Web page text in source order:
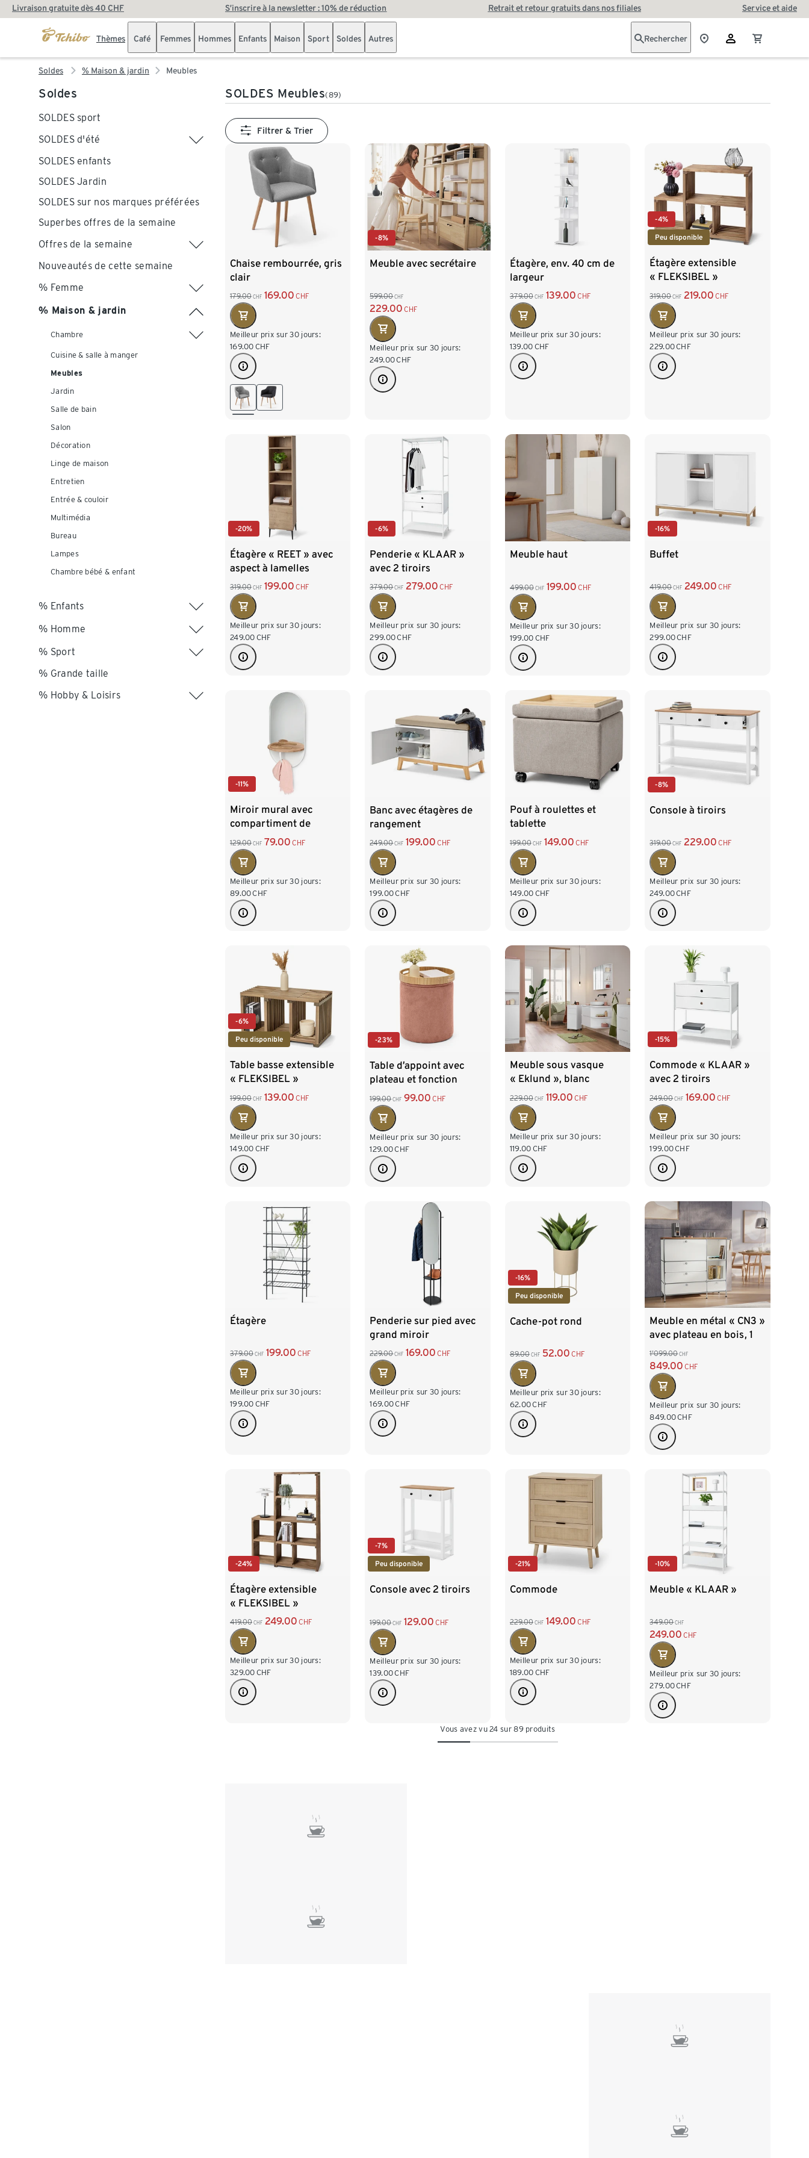
Livraison gratuite dès 40 CHF S’inscrire à la newsletter : 10% de réduction Retrait et retour gratuits dans nos filiales Service et aide
Thèmes Café Femmes Hommes Enfants Maison Sport Soldes Autres Rechercher
Soldes % Maison & jardin Meubles
Soldes
SOLDES sport
SOLDES d'été
SOLDES enfants
SOLDES Jardin
SOLDES sur nos marques préférées
Superbes offres de la semaine
Offres de la semaine
Nouveautés de cette semaine
% Femme
% Maison & jardin
Chambre
Cuisine & salle à manger
Meubles
Jardin
Salle de bain
Salon
Décoration
Linge de maison
Entretien
Entrée & couloir
Multimédia
Bureau
Lampes
Chambre bébé & enfant
% Enfants
% Homme
% Sport
% Grande taille
% Hobby & Loisirs
SOLDES Meubles(89)
Filtrer & Trier
Chaise rembourrée, gris
clair
179.00 CHF 169.00 CHF
Meilleur prix sur 30 jours:
169.00 CHF
-8%
Meuble avec secrétaire
599.00 CHF
229.00 CHF
Meilleur prix sur 30 jours:
249.00CHF
Étagère, env. 40 cm de
largeur
379.00 CHF 139.00 CHF
Meilleur prix sur 30 jours:
139.00 CHF
-4%
Peu disponible
Étagère extensible
« FLEKSIBEL »
319.00 CHF 219.00 CHF
Meilleur prix sur 30 jours:
229.00CHF
-20%
Étagère « REET » avec
aspect à lamelles
319.00 CHF 199.00 CHF
Meilleur prix sur 30 jours:
249.00 CHF
-6%
Penderie « KLAAR »
avec 2 tiroirs
379.00 CHF 279.00 CHF
Meilleur prix sur 30 jours:
299.00CHF
Meuble haut
499.00 CHF 199.00 CHF
Meilleur prix sur 30 jours:
199.00 CHF
-16%
Buffet
419.00 CHF 249.00 CHF
Meilleur prix sur 30 jours:
299.00CHF
-11%
Miroir mural avec
compartiment de
rangement et tringle à
vêtements
129.00 CHF 79.00 CHF
Meilleur prix sur 30 jours:
89.00CHF
Banc avec étagères de
rangement
249.00 CHF 199.00 CHF
Meilleur prix sur 30 jours:
199.00CHF
Pouf à roulettes et
tablette
199.00 CHF 149.00 CHF
Meilleur prix sur 30 jours:
149.00 CHF
-8%
Console à tiroirs
319.00 CHF 229.00 CHF
Meilleur prix sur 30 jours:
249.00CHF
-6%
Peu disponible
Table basse extensible
« FLEKSIBEL »
199.00 CHF 139.00 CHF
Meilleur prix sur 30 jours:
149.00 CHF
-23%
Table d’appoint avec
plateau et fonction
d’assise
199.00 CHF 99.00 CHF
Meilleur prix sur 30 jours:
129.00CHF
Meuble sous vasque
« Eklund », blanc
229.00 CHF 119.00 CHF
Meilleur prix sur 30 jours:
119.00 CHF
-15%
Commode « KLAAR »
avec 2 tiroirs
249.00 CHF 169.00 CHF
Meilleur prix sur 30 jours:
199.00CHF
Étagère
379.00 CHF 199.00 CHF
Meilleur prix sur 30 jours:
199.00 CHF
Penderie sur pied avec
grand miroir
229.00 CHF 169.00 CHF
Meilleur prix sur 30 jours:
169.00CHF
-16%
Peu disponible
Cache-pot rond
89.00 CHF 52.00 CHF
Meilleur prix sur 30 jours:
62.00CHF
Meuble en métal « CN3 »
avec plateau en bois, 1
abattant et 4 tiroirs,
blanc
1'099.00 CHF
849.00 CHF
Meilleur prix sur 30 jours:
849.00CHF
-24%
Étagère extensible
« FLEKSIBEL »
419.00 CHF 249.00 CHF
Meilleur prix sur 30 jours:
329.00 CHF
-7%
Peu disponible
Console avec 2 tiroirs
199.00 CHF 129.00 CHF
Meilleur prix sur 30 jours:
139.00CHF
-21%
Commode
229.00 CHF 149.00 CHF
Meilleur prix sur 30 jours:
189.00 CHF
-10%
Meuble « KLAAR »
349.00 CHF
249.00 CHF
Meilleur prix sur 30 jours:
279.00CHF
Vous avez vu 24 sur 89 produits